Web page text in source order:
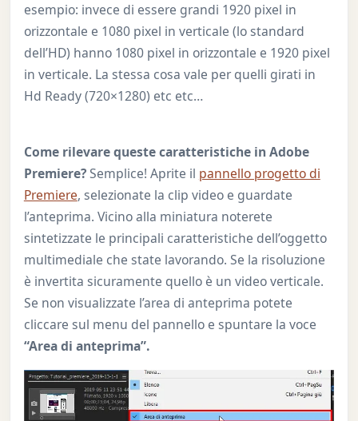
esempio: invece di essere grandi 1920 pixel in
orizzontale e 1080 pixel in verticale (lo standard
dell’HD) hanno 1080 pixel in orizzontale e 1920 pixel
in verticale. La stessa cosa vale per quelli girati in
Hd Ready (720×1280) etc etc…
Come rilevare queste caratteristiche in Adobe
Premiere?Semplice! Aprite il pannello progetto di
Premiere, selezionate la clip video e guardate
l’anteprima. Vicino alla miniatura noterete
sintetizzate le principali caratteristiche dell’oggetto
multimediale che state lavorando. Se la risoluzione
è invertita sicuramente quello è un video verticale.
Se non visualizzate l’area di anteprima potete
cliccare sul menu del pannello e spuntare la voce
“Area di anteprima”.